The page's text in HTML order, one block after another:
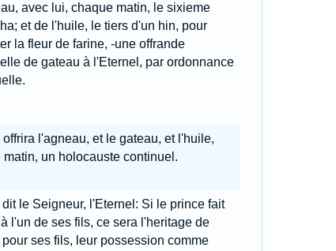
avec lui, chaque matin, le sixieme
et de l'huile, le tiers d'un hin, pour
la fleur de farine, -une offrande
de gateau à l'Eternel, par ordonnance
offrira l'agneau, et le gateau, et l'huile,
matin, un holocauste continuel.
le Seigneur, l'Eternel: Si le prince fait
l'un de ses fils, ce sera l'heritage de
ses fils, leur possession comme